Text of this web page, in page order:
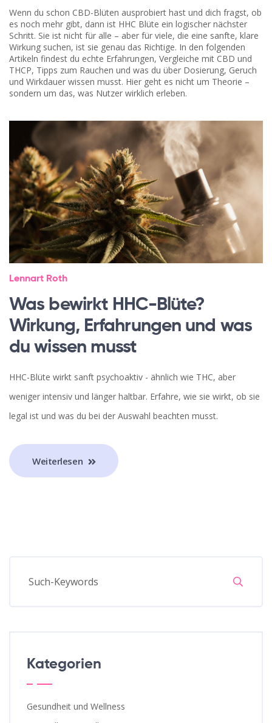
Wenn du schon CBD-Blüten ausprobiert hast und dich fragst, ob
es noch mehr gibt, dann ist HHC Blüte ein logischer nächster
Schritt. Sie ist nicht für alle – aber für viele, die eine sanfte, klare
Wirkung suchen, ist sie genau das Richtige. In den folgenden
Artikeln findest du echte Erfahrungen, Vergleiche mit CBD und
THCP, Tipps zum Rauchen und was du über Dosierung, Geruch
und Wirkdauer wissen musst. Hier geht es nicht um Theorie –
sondern um das, was Nutzer wirklich erleben.
Lennart Roth
Was bewirkt HHC-Blüte?
Wirkung, Erfahrungen und was
du wissen musst
HHC-Blüte wirkt sanft psychoaktiv - ähnlich wie THC, aber
weniger intensiv und länger haltbar. Erfahre, wie sie wirkt, ob sie
legal ist und was du bei der Auswahl beachten musst.
Weiterlesen
Kategorien
Gesundheit und Wellness